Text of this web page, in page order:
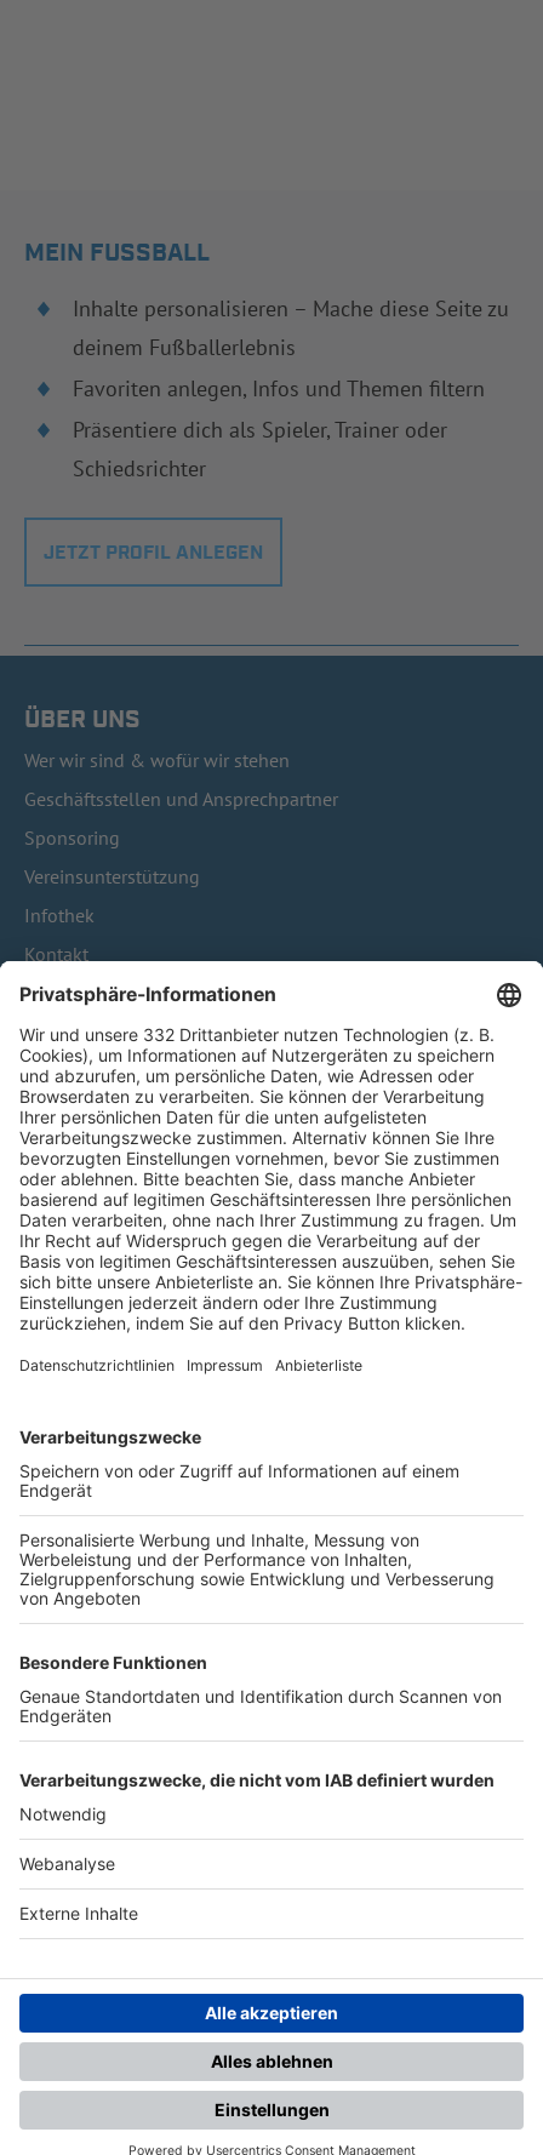
MEIN FUSSBALL
Inhalte personalisieren – Mache diese Seite zu
deinem Fußballerlebnis
Favoriten anlegen, Infos und Themen filtern
Präsentiere dich als Spieler, Trainer oder
Schiedsrichter
JETZT PROFIL ANLEGEN
ÜBER UNS
Wer wir sind & wofür wir stehen
Geschäftsstellen und Ansprechpartner
Sponsoring
Vereinsunterstützung
Infothek
Kontakt
HÄUFIG BESUCHTE SEITEN
Pässe und Vereinswechsel
Trainerausbildung
Schulungsangebot Vereinsmitarbeiter
BFV-Geschäftsstellen
Trainerbörse
Login SpielPlus
FOLGE DEM BFV
TOP-VEREINE
TOP-PARTNER
Nutzungsbedingungen Datenschutz Impressum